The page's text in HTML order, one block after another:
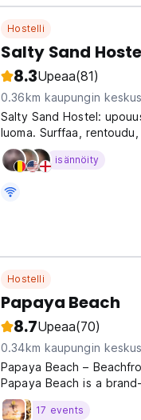
Hostelli
Salty Sand
8.3Upeaa(81)
0.36km kaupungin
Salty Sand Hostel:
luoma. Surffaa,
kattoterassilla ja
original language)
isännöity
Hostelli
Papaya Beach
8.7Upeaa(70)
0.34km kaupungin
Papaya Beach –
Papaya Beach is a
relaxed
right by the ocean — the
17 events